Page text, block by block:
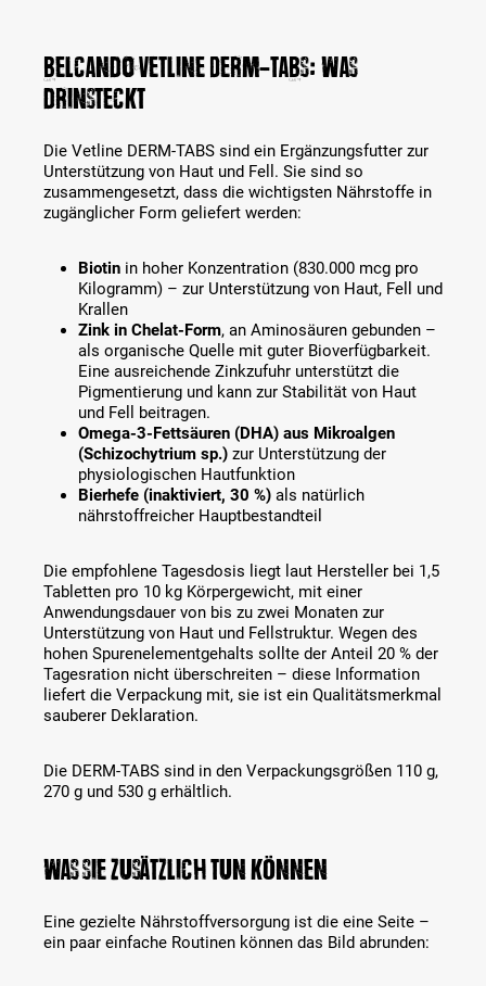
Belcando Vetline DERM-TABS: was
drinsteckt
Die Vetline DERM-TABS sind ein Ergänzungsfutter zur
Unterstützung von Haut und Fell. Sie sind so
zusammengesetzt, dass die wichtigsten Nährstoffe in
zugänglicher Form geliefert werden:
Biotin in hoher Konzentration (830.000 mcg pro
Kilogramm) – zur Unterstützung von Haut, Fell und
Krallen
Zink in Chelat-Form, an Aminosäuren gebunden –
als organische Quelle mit guter Bioverfügbarkeit.
Eine ausreichende Zinkzufuhr unterstützt die
Pigmentierung und kann zur Stabilität von Haut
und Fell beitragen.
Omega-3-Fettsäuren (DHA) aus Mikroalgen
(Schizochytrium sp.) zur Unterstützung der
physiologischen Hautfunktion
Bierhefe (inaktiviert, 30 %) als natürlich
nährstoffreicher Hauptbestandteil
Die empfohlene Tagesdosis liegt laut Hersteller bei 1,5
Tabletten pro 10 kg Körpergewicht, mit einer
Anwendungsdauer von bis zu zwei Monaten zur
Unterstützung von Haut und Fellstruktur. Wegen des
hohen Spurenelementgehalts sollte der Anteil 20 % der
Tagesration nicht überschreiten – diese Information
liefert die Verpackung mit, sie ist ein Qualitätsmerkmal
sauberer Deklaration.
Die DERM-TABS sind in den Verpackungsgrößen 110 g,
270 g und 530 g erhältlich.
Was Sie zusätzlich tun können
Eine gezielte Nährstoffversorgung ist die eine Seite –
ein paar einfache Routinen können das Bild abrunden: